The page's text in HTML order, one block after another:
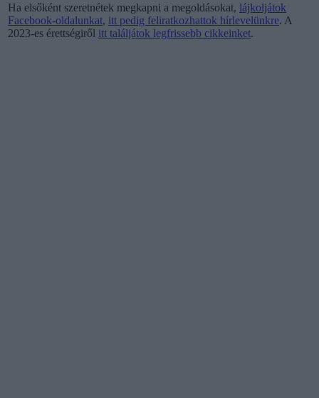
Ha elsőként szeretnétek megkapni a megoldásokat, lájkoljátok
Facebook-oldalunkat, itt pedig feliratkozhattok hírlevelünkre. A
2023-es érettségiről itt találjátok legfrissebb cikkeinket.